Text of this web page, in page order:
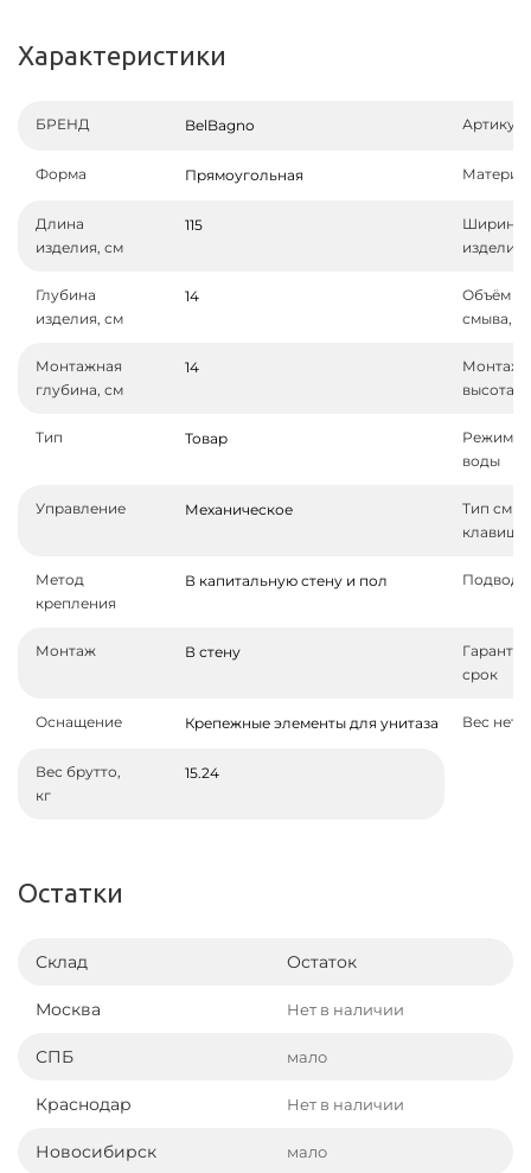
Характеристики
БРЕНД BelBagno Артикул
Форма Прямоугольная
Длина
изделия, см
115
Ширина
Глубина
изделия, см
14
Объём
смыва, л
Монтажная
глубина, см
14
высота,
Тип Товар
Режим
воды
Управление Механическое
Тип
клавиши
Метод
крепления
В капитальную стену и пол Подвод
Монтаж В стену
срок
Оснащение Крепежные элементы для унитаза Вес
Вес брутто,
кг
15.24
Остатки
Склад Остаток
Москва Нет в наличии
СПБ мало
Краснодар Нет в наличии
Новосибирск мало